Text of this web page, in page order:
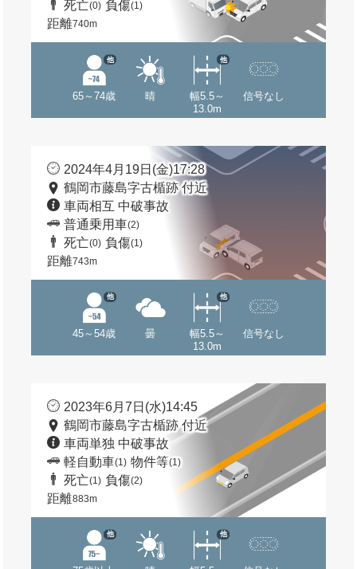
死亡(0) 負傷(1)
距離740m
65～74歳
他
晴
幅5.5～
13.0m
他
信号なし
2024年4月19日(金)17:28
鶴岡市藤島字古楯跡 付近
車両相互 中破事故
普通乗用車(2)
死亡(0) 負傷(1)
距離743m
45～54歳
他
曇
幅5.5～
13.0m
他
信号なし
2023年6月7日(水)14:45
鶴岡市藤島字古楯跡 付近
車両単独 中破事故
軽自動車(1) 物件等(1)
死亡(1) 負傷(2)
距離883m
他 他